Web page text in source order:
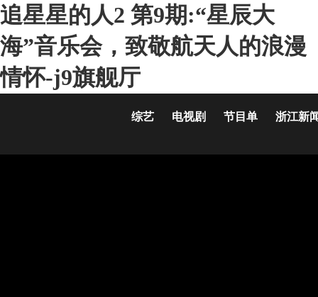
追星星的人2 第9期:“星辰大
海”音乐会，致敬航天人的浪漫
情怀-j9旗舰厅
综艺 电视剧 节目单 浙江新